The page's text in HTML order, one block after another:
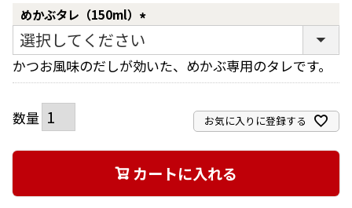
めかぶタレ（150ml）
(必
須)
かつお風味のだしが効いた、めかぶ専用のタレです。
お気に入りに登録する
カートに入れる